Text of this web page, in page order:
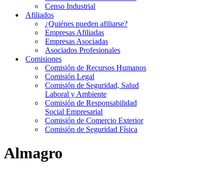
Censo Industrial
Afiliados
¿Quiénes pueden afiliarse?
Empresas Afiliadas
Empresas Asociadas
Asociados Profesionales
Comisiones
Comisión de Recursos Humanos
Comisión Legal
Comisión de Seguridad, Salud
Laboral y Ambiente
Comisión de Responsabilidad
Social Empresarial
Comisión de Comercio Exterior
Comisión de Seguridad Física
Almagro